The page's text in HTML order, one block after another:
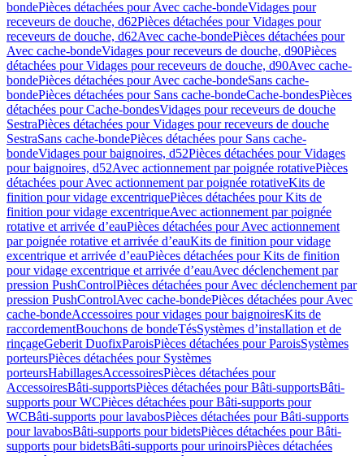
bondePièces détachées pour Avec cache-bondeVidages pour
receveurs de douche, d62Pièces détachées pour Vidages pour
receveurs de douche, d62Avec cache-bondePièces détachées pour
Avec cache-bondeVidages pour receveurs de douche, d90Pièces
détachées pour Vidages pour receveurs de douche, d90Avec cache-
bondePièces détachées pour Avec cache-bondeSans cache-
bondePièces détachées pour Sans cache-bondeCache-bondesPièces
détachées pour Cache-bondesVidages pour receveurs de douche
SestraPièces détachées pour Vidages pour receveurs de douche
SestraSans cache-bondePièces détachées pour Sans cache-
bondeVidages pour baignoires, d52Pièces détachées pour Vidages
pour baignoires, d52Avec actionnement par poignée rotativePièces
détachées pour Avec actionnement par poignée rotativeKits de
finition pour vidage excentriquePièces détachées pour Kits de
finition pour vidage excentriqueAvec actionnement par poignée
rotative et arrivée d’eauPièces détachées pour Avec actionnement
par poignée rotative et arrivée d’eauKits de finition pour vidage
excentrique et arrivée d’eauPièces détachées pour Kits de finition
pour vidage excentrique et arrivée d’eauAvec déclenchement par
pression PushControlPièces détachées pour Avec déclenchement par
pression PushControlAvec cache-bondePièces détachées pour Avec
cache-bondeAccessoires pour vidages pour baignoiresKits de
raccordementBouchons de bondeTésSystèmes d’installation et de
rinçageGeberit DuofixParoisPièces détachées pour ParoisSystèmes
porteursPièces détachées pour Systèmes
porteursHabillagesAccessoiresPièces détachées pour
AccessoiresBâti-supportsPièces détachées pour Bâti-supportsBâti-
supports pour WCPièces détachées pour Bâti-supports pour
WCBâti-supports pour lavabosPièces détachées pour Bâti-supports
pour lavabosBâti-supports pour bidetsPièces détachées pour Bâti-
supports pour bidetsBâti-supports pour urinoirsPièces détachées